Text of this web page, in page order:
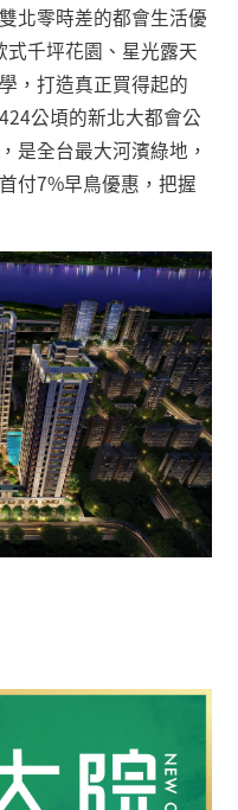
北零時差的都會生活優
式千坪花園、星光露天
，打造真正買得起的
424公頃的新北大都會公
是全台最大河濱綠地，
付7%早鳥優惠，把握